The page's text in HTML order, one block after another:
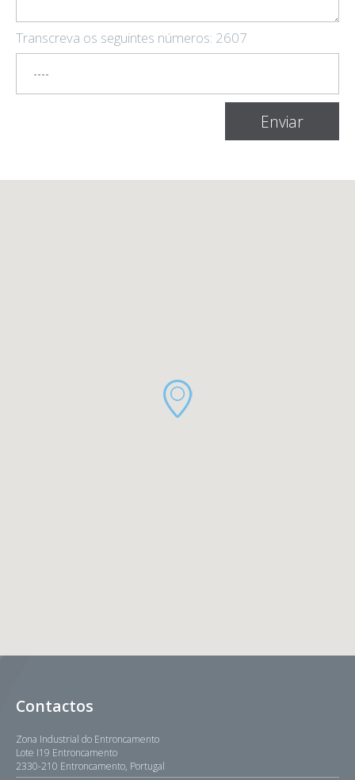
Transcreva os seguintes números: 2607
Contactos
Zona Industrial do Entroncamento
Lote I19 Entroncamento
2330-210 Entroncamento, Portugal